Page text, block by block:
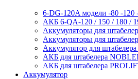
6-DG-120A модели -80 -120
АКБ 6-QA-120 / 150 / 180 /
Аккумуляторы для
Аккумуляторы для
Аккумулятор для
АКБ для штабелера
АКБ для штабелера
Аккумулятор